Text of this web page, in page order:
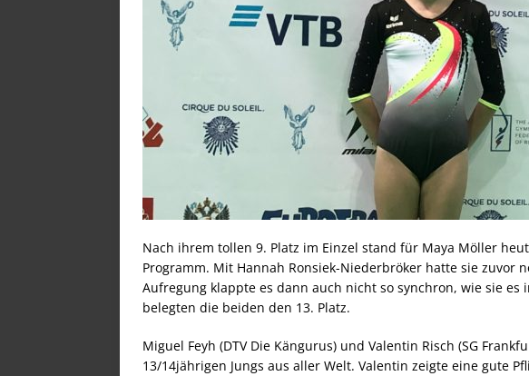
Nach ihrem tollen 9. Platz im Einzel stand für Maya Möller
Programm. Mit Hannah Ronsiek-Niederbröker hatte sie zuvor
Aufregung klappte es dann auch nicht so synchron, wie sie es
belegten die beiden den 13. Platz.
Miguel Feyh (DTV Die Kängurus) und Valentin Risch (SG
13/14jährigen Jungs aus aller Welt. Valentin zeigte eine gute